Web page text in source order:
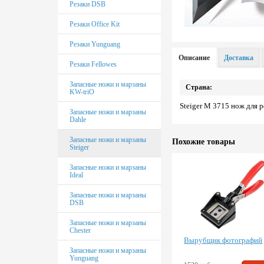
Подставки под системные
Резаки DSB
Резаки Office Kit
Резаки Yunguang
Резаки Fellowes
Запасные ножи и марзаны
KW-triO
Запасные ножи и марзаны
Dahle
Запасные ножи и марзаны
Steiger
Запасные ножи и марзаны
Ideal
Запасные ножи и марзаны
DSB
Запасные ножи и марзаны
Chester
Запасные ножи и марзаны
Yunguang
Описание
Страна:
Steiger M 3715 нож для
Доставка
Похожие товары
Вырубщик фотографий